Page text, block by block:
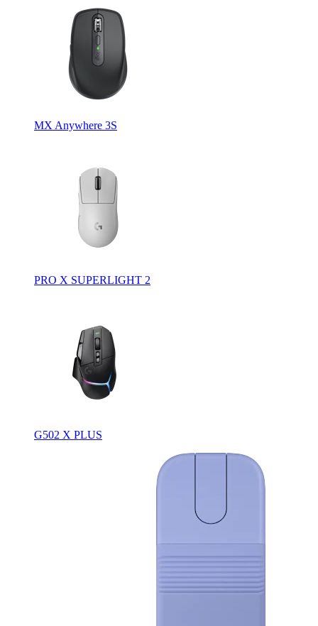
MX Anywhere 3S
PRO X SUPERLIGHT 2
G502 X PLUS